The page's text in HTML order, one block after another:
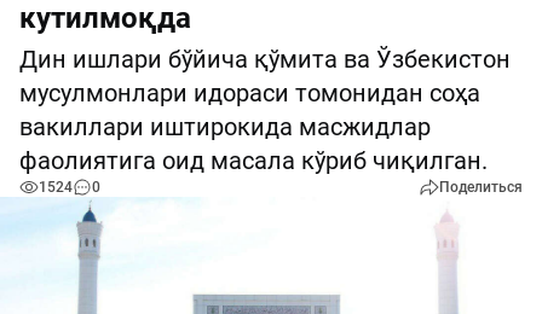
кутилмоқда
Дин ишлари бўйича қўмита ва Ўзбекистон
мусулмонлари идораси томонидан соҳа
вакиллари иштирокида масжидлар
фаолиятига оид масала кўриб чиқилган.
1524 0 Поделиться